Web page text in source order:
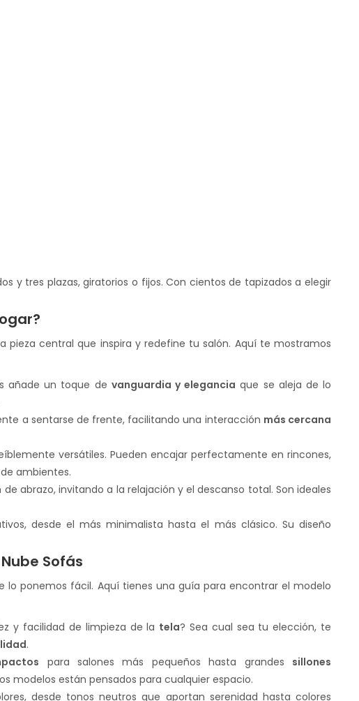
y tres plazas, giratorios o fijos. Con cientos de tapizados a elegir
pieza central que inspira y redefine tu salón. Aquí te mostramos
añade un toque de vanguardia y elegancia que se aleja de lo
a sentarse de frente, facilitando una interacción más cercana
versátiles. Pueden encajar perfectamente en rincones,
ambientes.
abrazo, invitando a la relajación y el descanso total. Son ideales
desde el más minimalista hasta el más clásico. Su diseño
Sofás
lo ponemos fácil. Aquí tienes una guía para encontrar el modelo
y facilidad de limpieza de la tela? Sea cual sea tu elección, te
.
para salones más pequeños hasta grandes sillones
modelos están pensados para cualquier espacio.
desde tonos neutros que aportan serenidad hasta colores